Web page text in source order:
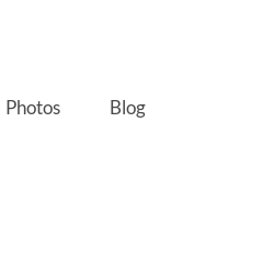
Photos Blog